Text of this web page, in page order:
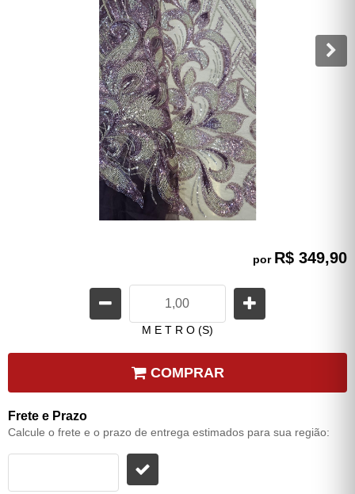
por R$ 349,90
M E T R O (S)
COMPRAR
Frete e Prazo
Calcule o frete e o prazo de entrega estimados para sua região: